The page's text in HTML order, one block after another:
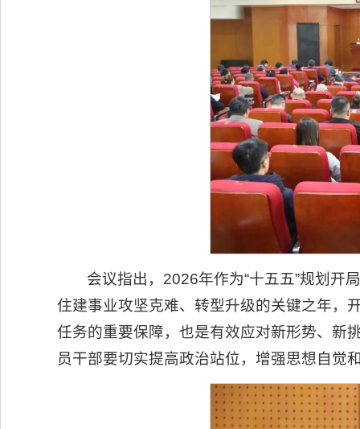
会议指出，2026年作为“十五五”规划开
住建事业攻坚克难、转型升级的关键之年，
任务的重要保障，也是有效应对新形势、新
员干部要切实提高政治站位，增强思想自觉